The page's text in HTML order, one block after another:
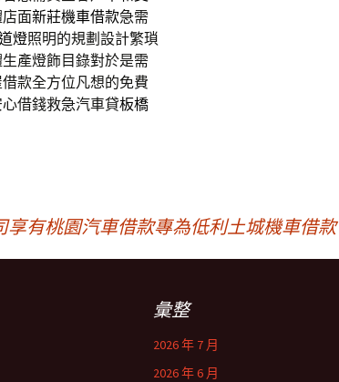
面新莊機車借款急需
燈照明的規劃設計繁瑣
產燈飾目錄對於是需
款全方位凡想的免費
借錢救急汽車貸板橋
享有桃園汽車借款專為低利土城機車借款
彙整
2026 年 7 月
2026 年 6 月